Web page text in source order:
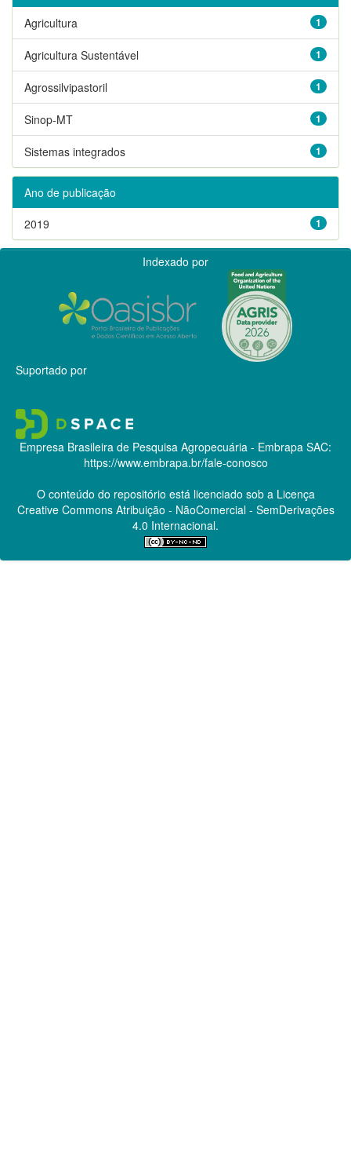
1
Agricultura
1
Agricultura Sustentável
1
Agrossilvipastoril
1
Sinop-MT
1
Sistemas integrados
Ano de publicação
1
2019
Indexado por
Suportado por
Empresa Brasileira de Pesquisa Agropecuária - Embrapa SAC:
https://www.embrapa.br/fale-conosco
O conteúdo do repositório está licenciado sob a Licença
Creative CommonsAtribuição - NãoComercial - SemDerivações
4.0 Internacional.